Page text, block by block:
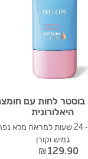
בוסטר לחות עם
היאלורונית
לחות ל- 24 שעות למראה מלא
גמיש וקורן
₪129.90